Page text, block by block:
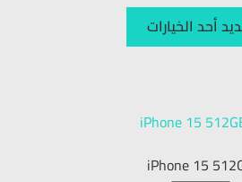
أحد الخيارات
iPhone 15